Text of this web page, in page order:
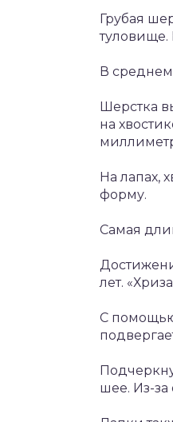
Грубая
туловище.
В среднем
Шерстка
на
На лапах,
форму.
Самая
лет.
С
шее. Из-